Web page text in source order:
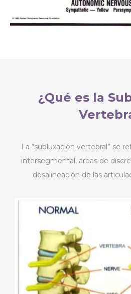
¿Qué es la
La “subluxación vertebral” se
intersegmental, áreas de
desalineación de las